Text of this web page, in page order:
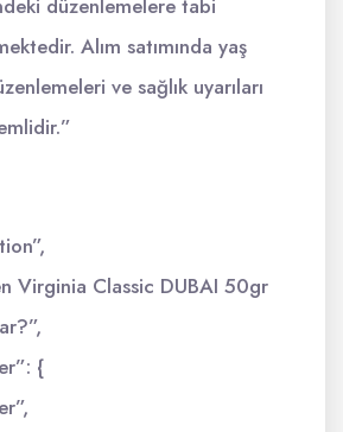
düzenlemelere tabi
Alım satımında yaş
ve sağlık uyarıları
Virginia Classic DUBAI 50gr
{